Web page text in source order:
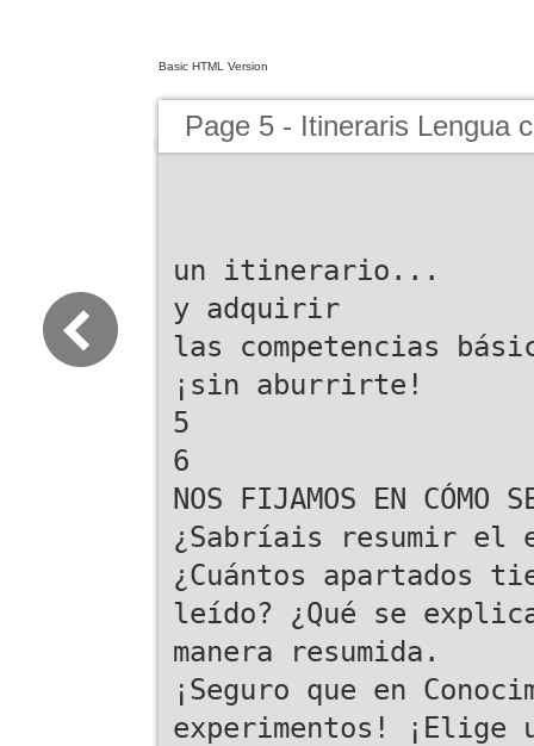
Basic HTML Version
Page 5 - Itineraris Lengua
un itinerario...
y adquirir
las competencias
¡sin aburrirte!
5
6
NOS FIJAMOS EN CÓMO
¿Sabríais resumir el
¿Cuántos apartados
leído? ¿Qué se
manera resumida.
¡Seguro que en
experimentos! ¡Elige